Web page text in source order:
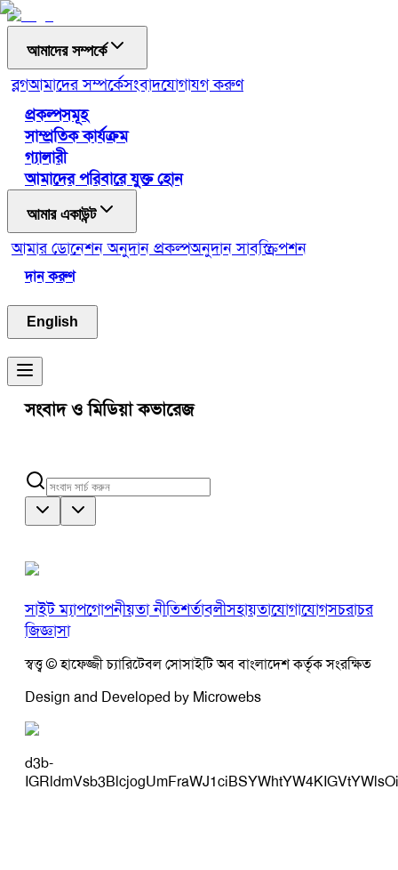
আমাদের সম্পর্কে
ব্লগআমাদের সম্পর্কেসংবাদযোগাযগ করুণ
প্রকল্পসমূহ
সাম্প্রতিক কার্যক্রম
গ্যালারী
আমাদের পরিবারে যুক্ত হোন
আমার একাউন্ট
আমার ডোনেশনঅনুদান প্রকল্পঅনুদান সাবস্ক্রিপশন
দান করুণ
English
সংবাদ ও মিডিয়া কভারেজ
সাইট ম্যাপগোপনীয়তা নীতিশর্তাবলীসহায়তাযোগাযোগসচরাচর
জিজ্ঞাসা
স্বত্ত্ব © হাফেজ্জী চ্যারিটেবল সোসাইটি অব বাংলাদেশ কর্তৃক সংরক্ষিত
Design and Developed by Microwebs
d3b-